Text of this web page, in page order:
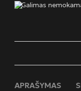
Galimas
APRAŠYMAS